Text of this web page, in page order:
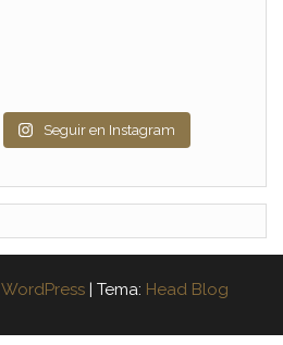
Seguir en Instagram
WordPress | Tema: Head Blog